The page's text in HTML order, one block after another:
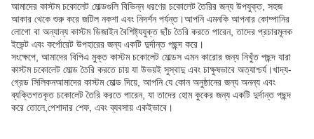
আমাদের কাস্টম চকোলেট মোল্ডগুলি বিভিন্ন ধরণের চকোলেট তৈরির জন্য উপযুক্ত, সহজ
আকার থেকে শুরু করে জটিল নকশা এবং নিদর্শন পর্যন্ত।আপনি এমনকি আপনার কোম্পানির
লোগো বা অন্যান্য কাস্টম ডিজাইন বৈশিষ্ট্যযুক্ত ছাঁচ তৈরি করতে পারেন, তাদের প্রচারমূলক
ইভেন্ট এবং কর্পোরেট উপহারের জন্য একটি দুর্দান্ত পছন্দ করে।
সংক্ষেপে, আমাদের বিপিএ মুক্ত কাস্টম চকোলেট মোল্ডস এমন কারোর জন্য নিখুঁত পছন্দ যারা
কাস্টম চকোলেট মোল্ড তৈরি করতে চায় যা উভয়ই সুস্বাদু এবং চাক্ষুষভাবে অত্যাশ্চর্য।খাদ্য-
গ্রেড সিলিকনআমাদের কাস্টম মোল্ড দিয়ে, আপনি যে কোন অনুষ্ঠানের জন্য অনন্য এবং
ব্যক্তিগতকৃত চকোলেট তৈরি করতে পারেন, যা তাদের হোম কুকের জন্য একটি দুর্দান্ত পছন্দ
করে তোলে,পেশাদার শেফ, এবং ব্যবসায় একইভাবে।